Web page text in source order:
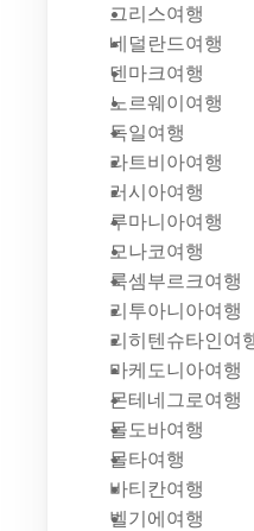
그리스여행
네덜란드여행
덴마크여행
노르웨이여행
독일여행
라트비아여행
러시아여행
루마니아여행
모나코여행
룩셈부르크여행
리투아니아여행
리히텐슈타인여
마케도니아여행
몬테네그로여행
몰도바여행
몰타여행
바티칸여행
벨기에여행